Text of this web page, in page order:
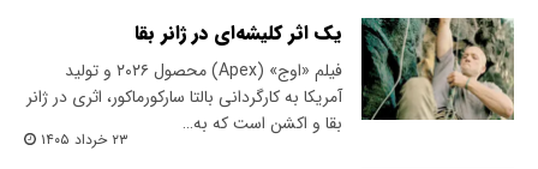
یک اثر کلیشه‌ای در ژانر بقا
فیلم «اوج» (Apex) محصول ۲۰۲۶ و تولید
آمریکا به کارگردانی بالتا سارکورماکور، اثری در ژانر
بقا و اکشن است که به…
۲۳ خرداد ۱۴۰۵